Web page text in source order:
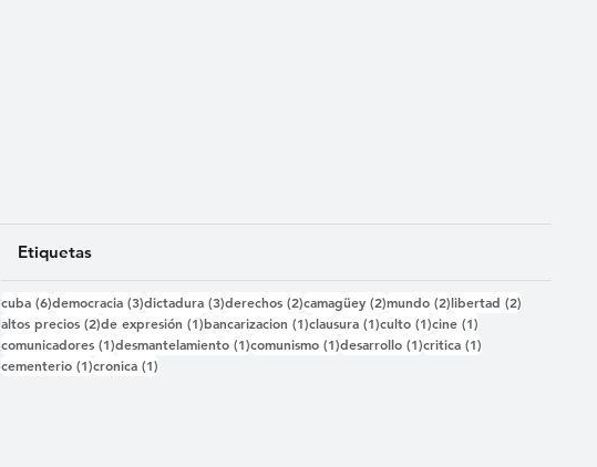
Etiquetas
cuba (6)6 entradas
democracia (3)3 entradas
dictadura (3)3 entradas
derechos (2)2 entradas
camagüey (2)2 entradas
mundo (2)2 entradas
libertad (2)
altos precios (2)2 entradas
de expresión (1)1 entrada
bancarizacion (1)1 entrada
clausura (1)1 entrada
culto (1)1 entrada
cine (1)
comunicadores (1)1 entrada
desmantelamiento (1)1 entrada
comunismo (1)1 entrada
desarrollo (1)1 entrada
critica (1)
cementerio (1)1 entrada
cronica (1)